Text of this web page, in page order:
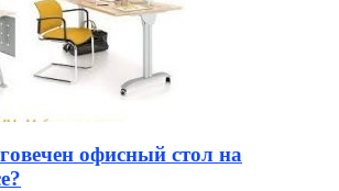
офисный стол на